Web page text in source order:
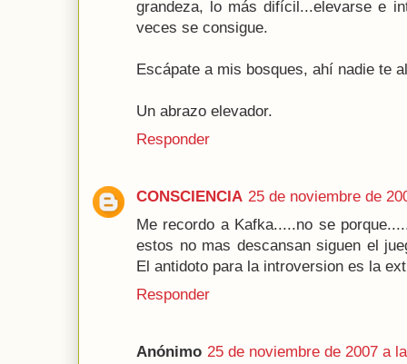
grandeza, lo más difícil...elevarse e
veces se consigue.
Escápate a mis bosques, ahí nadie te
Un abrazo elevador.
Responder
CONSCIENCIA 25 de noviembre de
Me recordo a Kafka.....no se
estos no mas descansan siguen el
El antidoto para la introversion es la
Responder
Anónimo 25 de noviembre de 2007 a